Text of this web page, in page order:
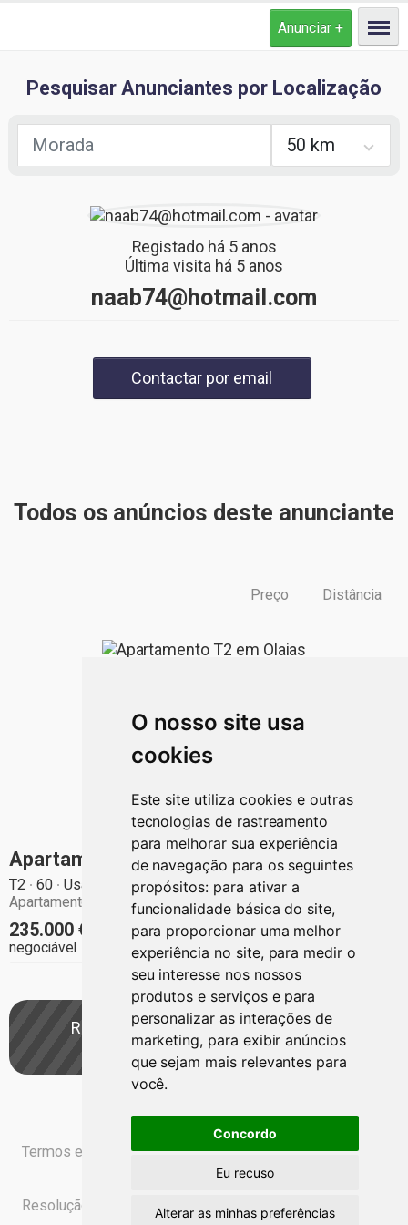
O nosso site usa
cookies
Este site utiliza cookies e outras
tecnologias de rastreamento
para melhorar sua experiência
de navegação para os seguintes
propósitos: para ativar a
funcionalidade básica do site,
para proporcionar uma melhor
experiência no site, para medir o
seu interesse nos nossos
produtos e serviços e para
personalizar as interações de
marketing, para exibir anúncios
que sejam mais relevantes para
você.
Concordo
Eu recuso
Alterar as minhas preferências
Pesquisar Anunciantes por Localização
Registado há 5 anos
Última visita há 5 anos
naab74@hotmail.com
Contactar por email
Preço Distância
Apartamento T2 em Olaias
T2 60
Usado
Apartamentos
Lisboa
235.000 €
negociável
Guardar pesquisa
Termos e Condições Livro de Reclamações Online
Resolução Alternativa de Litígios Contacto